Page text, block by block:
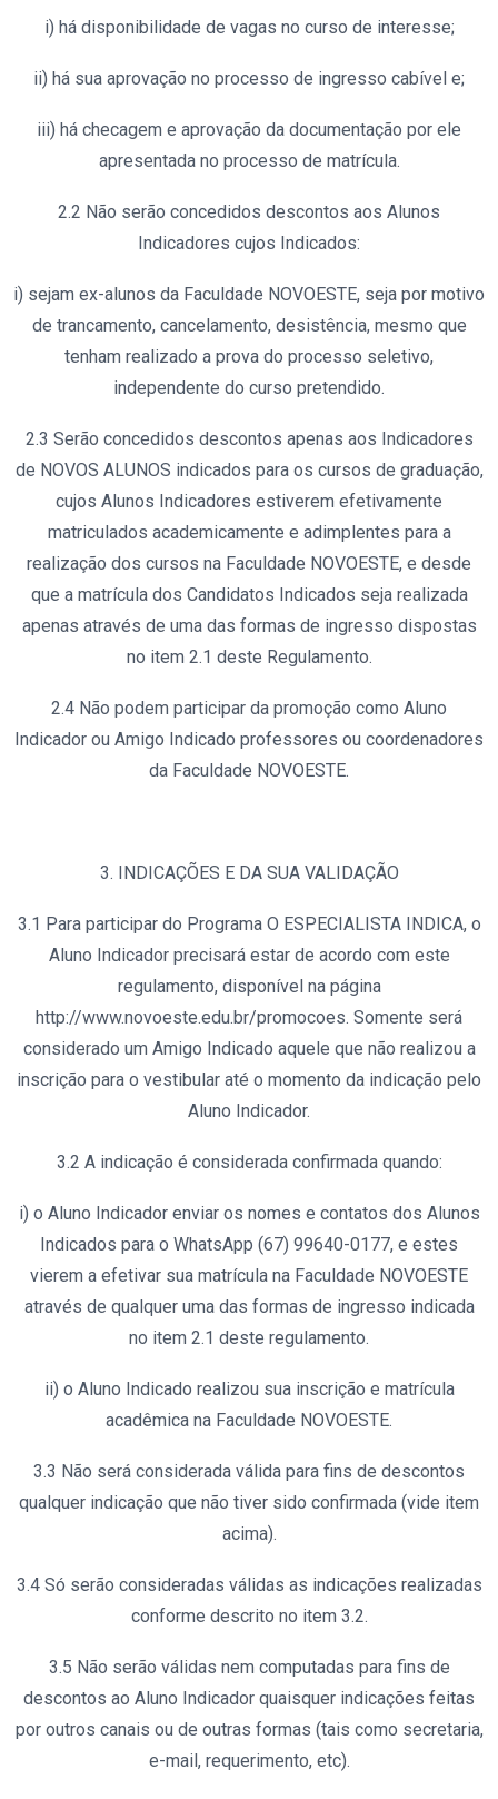
i) há disponibilidade de vagas no curso de interesse;
ii) há sua aprovação no processo de ingresso cabível e;
iii) há checagem e aprovação da documentação por ele
apresentada no processo de matrícula.
2.2 Não serão concedidos descontos aos Alunos
Indicadores cujos Indicados:
i) sejam ex-alunos da Faculdade NOVOESTE, seja por motivo
de trancamento, cancelamento, desistência, mesmo que
tenham realizado a prova do processo seletivo,
independente do curso pretendido.
2.3 Serão concedidos descontos apenas aos Indicadores
de NOVOS ALUNOS indicados para os cursos de graduação,
cujos Alunos Indicadores estiverem efetivamente
matriculados academicamente e adimplentes para a
realização dos cursos na Faculdade NOVOESTE, e desde
que a matrícula dos Candidatos Indicados seja realizada
apenas através de uma das formas de ingresso dispostas
no item 2.1 deste Regulamento.
2.4 Não podem participar da promoção como Aluno
Indicador ou Amigo Indicado professores ou coordenadores
da Faculdade NOVOESTE.
3. INDICAÇÕES E DA SUA VALIDAÇÃO
3.1 Para participar do Programa O ESPECIALISTA INDICA, o
Aluno Indicador precisará estar de acordo com este
regulamento, disponível na página
http://www.novoeste.edu.br/promocoes. Somente será
considerado um Amigo Indicado aquele que não realizou a
inscrição para o vestibular até o momento da indicação pelo
Aluno Indicador.
3.2 A indicação é considerada confirmada quando:
i) o Aluno Indicador enviar os nomes e contatos dos Alunos
Indicados para o WhatsApp (67) 99640-0177, e estes
vierem a efetivar sua matrícula na Faculdade NOVOESTE
através de qualquer uma das formas de ingresso indicada
no item 2.1 deste regulamento.
ii) o Aluno Indicado realizou sua inscrição e matrícula
acadêmica na Faculdade NOVOESTE.
3.3 Não será considerada válida para fins de descontos
qualquer indicação que não tiver sido confirmada (vide item
acima).
3.4 Só serão consideradas válidas as indicações realizadas
conforme descrito no item 3.2.
3.5 Não serão válidas nem computadas para fins de
descontos ao Aluno Indicador quaisquer indicações feitas
por outros canais ou de outras formas (tais como secretaria,
e-mail, requerimento, etc).